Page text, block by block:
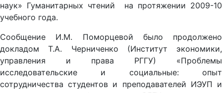
наук» Гуманитарных чтений на протяжении 2009-10
учебного года.
Сообщение И.М. Поморцевой было продолжено
докладом Т.А. Черниченко (Институт экономики,
управления и права РГГУ) «Проблемы
исследовательские и социальные: опыт
сотрудничества студентов и преподавателей ИЭУП и